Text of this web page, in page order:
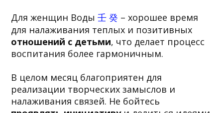
Для женщин Воды 壬 癸 – хорошее время
для налаживания теплых и позитивных
отношений с детьми, что делает процесс
воспитания более гармоничным.
В целом месяц благоприятен для
реализации творческих замыслов и
налаживания связей. Не бойтесь